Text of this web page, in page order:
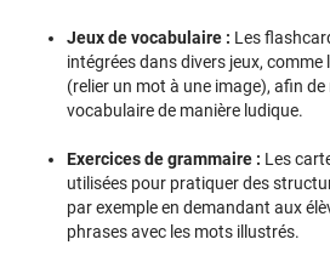
Jeux de vocabulaire : Les
intégrées dans divers jeux, comme
(relier un mot à une image), afin
vocabulaire de manière ludique.
Exercices de grammaire : Les
utilisées pour pratiquer des
par exemple en demandant aux
phrases avec les mots illustrés.